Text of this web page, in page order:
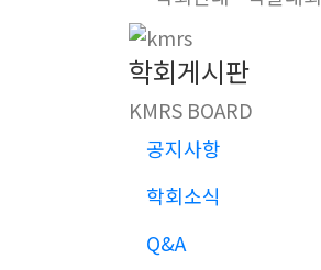
학회게시판
KMRS BOARD
공지사항
학회소식
Q&A